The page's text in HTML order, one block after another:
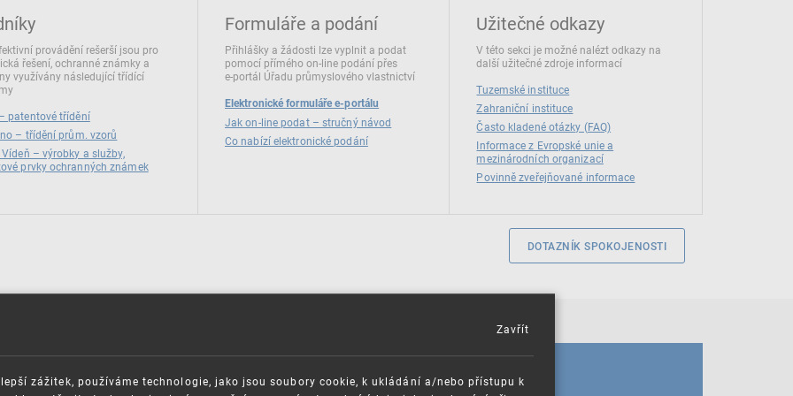
provádění rešerší jsou pro
řešení, ochranné známky a
využívány následující třídící
patentové třídění
– třídění prům. vzorů
Vídeň – výrobky a služby,
prvky ochranných známek
Formuláře a podání
Přihlášky a žádosti lze vyplnit a podat
pomocí přímého on‑line podání přes
e‑portál Úřadu průmyslového vlastnictví
Elektronické formuláře e-portálu
Jak on-line podat – stručný návod
Co nabízí elektronické podání
Užitečné odkazy
V této sekci je možné nalézt odkazy na
další užitečné zdroje informací
Tuzemské instituce
Zahraniční instituce
Často kladené otázky (FAQ)
Informace z Evropské unie a
mezinárodních organizací
Povinně zveřejňované informace
DOTAZNÍK SPOKOJENOSTI
KALENDÁŘ
zážitek, používáme technologie, jako jsou soubory cookie, k ukládání a/nebo přístupu k
Zavřít